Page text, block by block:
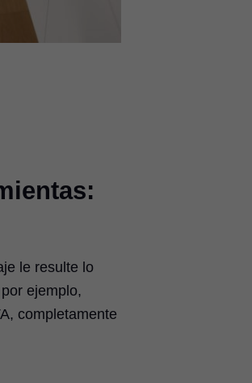
le resulte lo
ejemplo,
completamente